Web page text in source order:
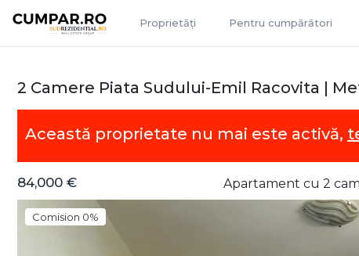
Proprietăți Pentru cumpărători
2 Camere Piata Sudului-Emil Racovita |
Această proprietate nu mai este activă,
84,000 € Apartament cu 2
Comision 0%